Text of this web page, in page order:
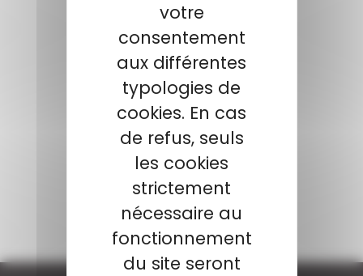
votre
consentement
aux différentes
typologies de
cookies. En cas
de refus, seuls
les cookies
strictement
nécessaire au
fonctionnement
du site seront